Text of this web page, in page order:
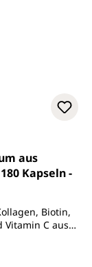
5 Sternen
aus
Kapseln -
Biotin,
Vitamin C aus